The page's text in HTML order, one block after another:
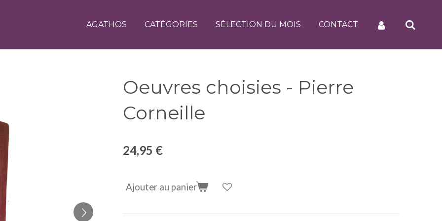
AGATHOS CATÉGORIES SÉLECTION DU MOIS CONTACT
Oeuvres choisies - Pierre
Corneille
24,95 €
Ajouter au panier